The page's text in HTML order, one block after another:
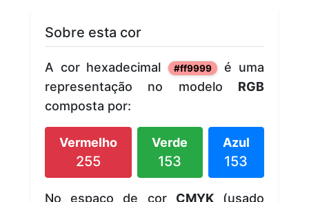
Sobre esta cor
A cor hexadecimal #ff9999 é uma
representação no modelo RGB
composta por:
Vermelho
255
Verde
153
Azul
153
No espaço de cor CMYK(usado